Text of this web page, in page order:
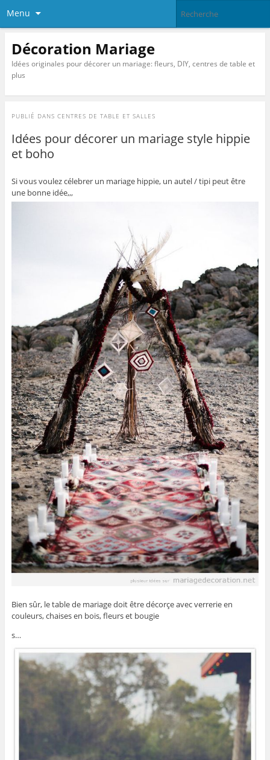
Menu
Décoration Mariage
Idées originales pour décorer un mariage: fleurs, DIY, centres de table et
plus
PUBLIÉ DANS CENTRES DE TABLE ET SALLES
Idées pour décorer un mariage style hippie
et boho
Si vous voulez célebrer un mariage hippie, un autel / tipi peut être
une bonne idée,,,
Bien sûr, le table de mariage doit être décorçe avec verrerie en
couleurs, chaises en bois, fleurs et bougie
s…